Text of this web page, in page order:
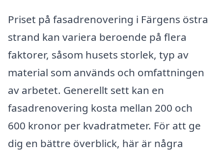
Priset på fasadrenovering i Färgens östra
strand kan variera beroende på flera
faktorer, såsom husets storlek, typ av
material som används och omfattningen
av arbetet. Generellt sett kan en
fasadrenovering kosta mellan 200 och
600 kronor per kvadratmeter. För att ge
dig en bättre överblick, här är några